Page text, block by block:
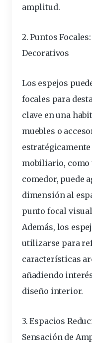
amplitud.
2. Puntos
Decorativos
Los espejos
focales para
clave en una
muebles o
mobiliario, como
comedor, puede
dimensión al
punto focal
Además, los
utilizarse para
características
añadiendo
diseño interior.
3. Espacios
Sensación de